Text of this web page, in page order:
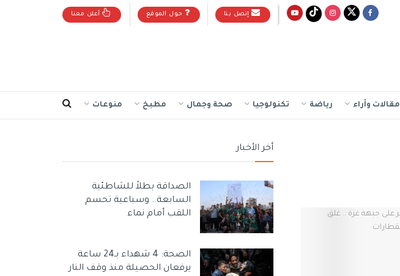
إتصل بنا حول الموقع أعلن معنا
مقالات وأراء رياضة تكنولوجيا صحة وجمال مطبخ منوعات
أخر الأخبار
الصداقة بطلاً للشاطئية
السابعة.. وسباعية تحسم
اللقب أمام نماء
الصحة: 4 شهداء بـ24 ساعة
يرفعان الحصيلة منذ وقف النار